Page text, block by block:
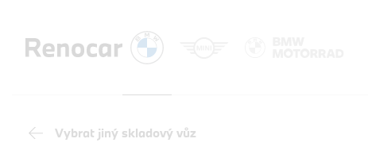
Vybrat jiný skladový vůz